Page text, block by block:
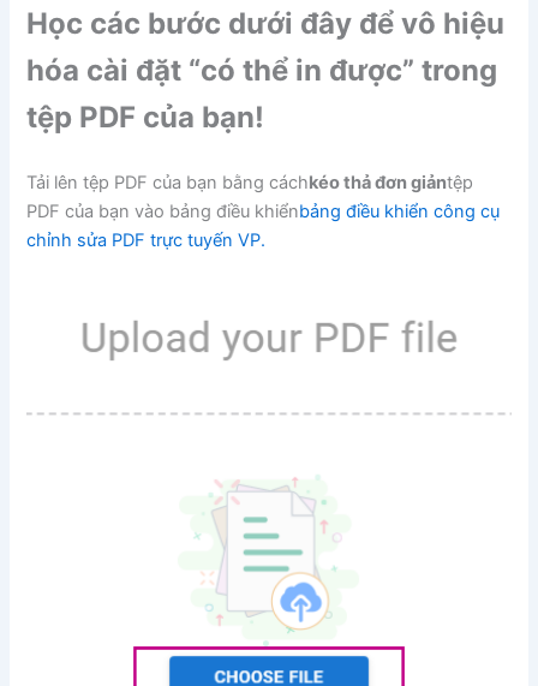
Học các bước dưới đây để vô hiệu
hóa cài đặt “có thể in được” trong
tệp PDF của bạn!
Tải lên tệp PDF của bạn bằng cáchkéo thả đơn giảntệp
PDF của bạn vào bảng điều khiểnbảng điều khiển công cụ
chỉnh sửa PDF trực tuyến VP.